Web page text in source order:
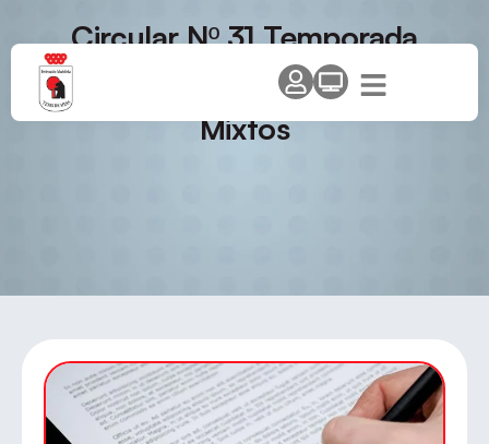
Circular Nº 31 Temporada
2011/12 – Campeonato de
Madrid de Dobles y Dobles
Mixtos